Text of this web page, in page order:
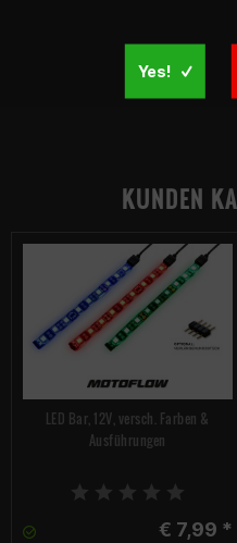
KUNDEN
LED Bar, 12V, versch. Farben &
Ausführungen
€ 7,99 *
Yes!